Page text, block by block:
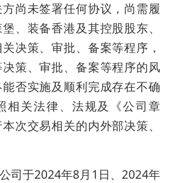
尚未签署任何协议，尚需履
、装备香港及其控股股东、
决策、审批、备案等程序，
策、审批、备案等程序的风
否实施及顺利完成存在不确
相关法律、法规及《公司章
次交易相关的内外部决策、
司于2024年8月1日、2024年